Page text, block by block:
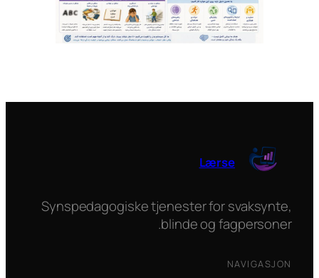
Lærse
Synspedagogiske tjenester for svaksynte,
blinde og fagpersoner.
NAVIGASJON